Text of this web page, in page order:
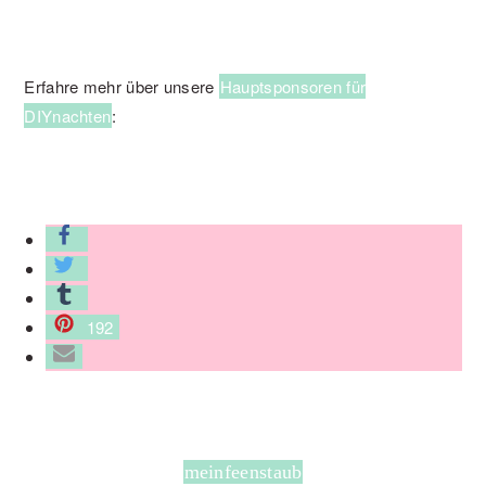
Erfahre mehr über unsere Hauptsponsoren für
DIYnachten:
192
meinfeenstaub